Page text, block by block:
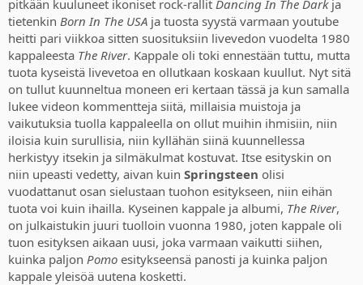
pitkään kuuluneet ikoniset rock-rallit Dancing In The Darkja
tietenkin Born In The USA ja tuosta syystä varmaan youtube
heitti pari viikkoa sitten suosituksiin livevedon vuodelta 1980
kappaleesta The River. Kappale oli toki ennestään tuttu, mutta
tuota kyseistä livevetoa en ollutkaan koskaan kuullut. Nyt sitä
on tullut kuunneltua moneen eri kertaan tässä ja kun samalla
lukee videon kommentteja siitä, millaisia muistoja ja
vaikutuksia tuolla kappaleella on ollut muihin ihmisiin, niin
iloisia kuin surullisia, niin kyllähän siinä kuunnellessa
herkistyy itsekin ja silmäkulmat kostuvat. Itse esityskin on
niin upeasti vedetty, aivan kuin Springsteen olisi
vuodattanut osan sielustaan tuohon esitykseen, niin eihän
tuota voi kuin ihailla. Kyseinen kappale ja albumi, The River,
on julkaistukin juuri tuolloin vuonna 1980, joten kappale oli
tuon esityksen aikaan uusi, joka varmaan vaikutti siihen,
kuinka paljon Pomo esitykseensä panosti ja kuinka paljon
kappale yleisöä uutena kosketti.